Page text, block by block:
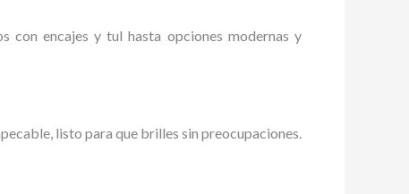
con encajes y tul hasta opciones modernas y
listo para que brilles sin preocupaciones.